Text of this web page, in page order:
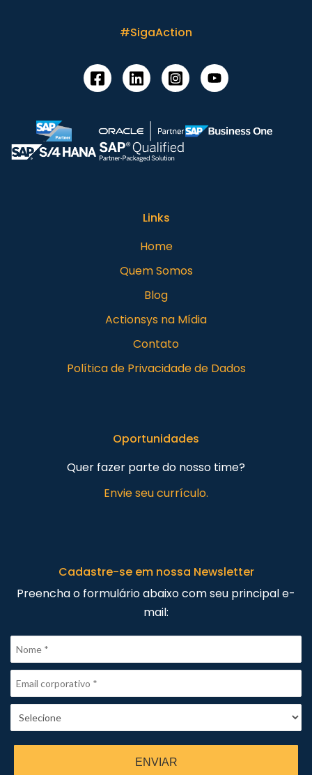
#SigaAction
Links
Home
Quem Somos
Blog
Actionsys na Mídia
Contato
Política de Privacidade de Dados
Oportunidades
Quer fazer parte do nosso time?
Envie seu currículo.
Cadastre-se em nossa Newsletter
Preencha o formulário abaixo com seu principal e-
mail:
ENVIAR